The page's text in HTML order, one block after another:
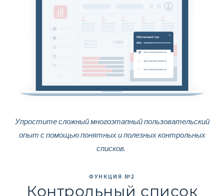
Упростите сложный многоэтапный пользовательский
опыт с помощью понятных и полезных контрольных
списков.
ФУНКЦИЯ №2
Контрольный список